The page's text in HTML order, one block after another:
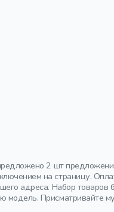
2 шт
на страницу.
адреса. Набор товаров
Присматривайте